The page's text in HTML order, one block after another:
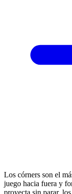
Los córners son el
juego hacia fuera y